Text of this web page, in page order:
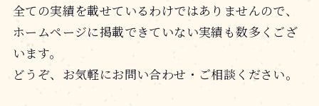
全ての実績を載せているわけではありませんので、
ホームページに掲載できていない実績も数多くござ
います。
どうぞ、お気軽にお問い合わせ・ご相談ください。